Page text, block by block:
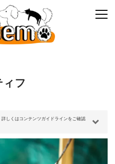
フ
しくはコンテンツガイドラインをご確認